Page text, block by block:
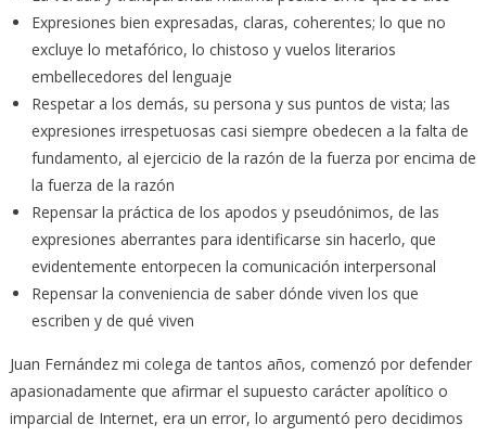
Expresiones bien expresadas, claras, coherentes; lo que no
excluye lo metafórico, lo chistoso y vuelos literarios
embellecedores del lenguaje
Respetar a los demás, su persona y sus puntos de vista; las
expresiones irrespetuosas casi siempre obedecen a la falta de
fundamento, al ejercicio de la razón de la fuerza por encima de
la fuerza de la razón
Repensar la práctica de los apodos y pseudónimos, de las
expresiones aberrantes para identificarse sin hacerlo, que
evidentemente entorpecen la comunicación interpersonal
Repensar la conveniencia de saber dónde viven los que
escriben y de qué viven
Juan Fernández mi colega de tantos años, comenzó por defender
apasionadamente que afirmar el supuesto carácter apolítico o
imparcial de Internet, era un error, lo argumentó pero decidimos